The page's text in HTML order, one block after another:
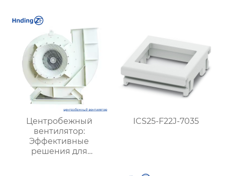
объектов и офисных
помещений
Центробежный
вентилятор:
Эффективные
решения для
ICS25-F22J-7035